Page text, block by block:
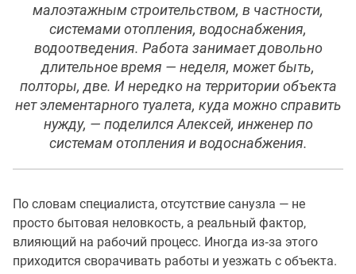
малоэтажным строительством, в частности,
системами отопления, водоснабжения,
водоотведения. Работа занимает довольно
длительное время — неделя, может быть,
полторы, две. И нередко на территории объекта
нет элементарного туалета, куда можно справить
нужду, — поделился Алексей, инженер по
системам отопления и водоснабжения.
По словам специалиста, отсутствие санузла — не
просто бытовая неловкость, а реальный фактор,
влияющий на рабочий процесс. Иногда из‑за этого
приходится сворачивать работы и уезжать с объекта.